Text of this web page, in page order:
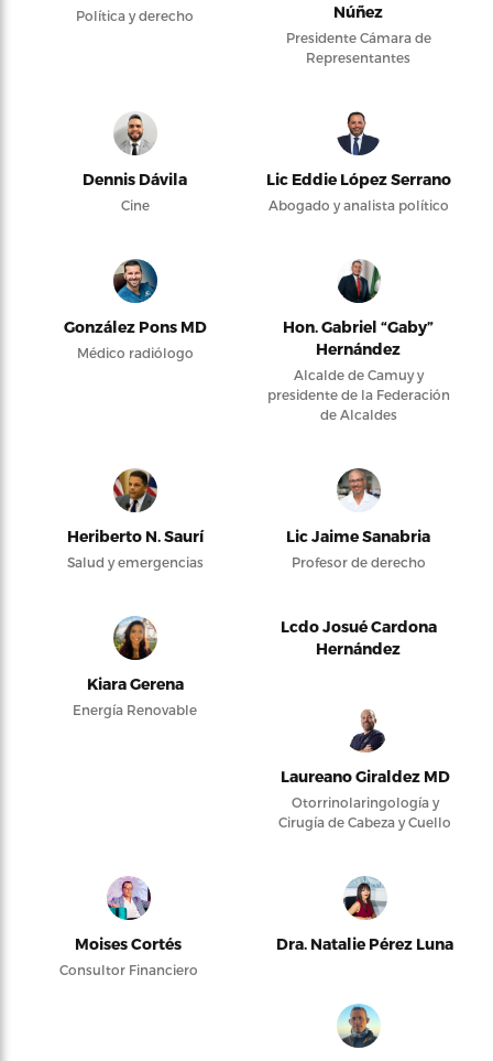
Política y derecho
Núñez
Presidente Cámara de
Representantes
Dennis Dávila
Cine
Lic Eddie López Serrano
Abogado y analista político
González Pons MD
Médico radiólogo
Hon. Gabriel “Gaby”
Hernández
Alcalde de Camuy y
presidente de la Federación
de Alcaldes
Heriberto N. Saurí
Salud y emergencias
Lic Jaime Sanabria
Profesor de derecho
Kiara Gerena
Energía Renovable
Lcdo Josué Cardona
Hernández
Laureano Giraldez MD
Otorrinolaringología y
Cirugía de Cabeza y Cuello
Moises Cortés
Consultor Financiero
Dra. Natalie Pérez Luna